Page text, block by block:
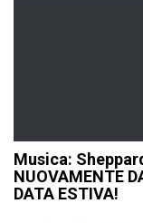
Musica:
NUOVAMENTE
DATA ESTIVA!